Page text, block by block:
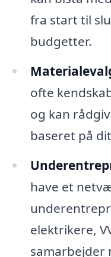
fra start til
budgetter.
ofte
og kan
baseret på
have et
elektrikere,
samarbejder